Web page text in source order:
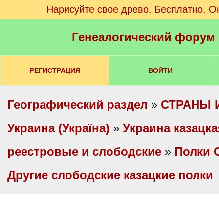
Нарисуйте свое древо. Бесплатно.
Генеалогический
РЕГИСТРАЦИЯ ВОЙТИ
Географический раздел » СТРАНЫ
Украина (Україна) » Украина
реестровые и слободские » Полки
Другие слободские казацкие полки